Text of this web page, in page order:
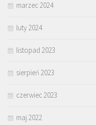
marzec 2024
luty 2024
listopad 2023
sierpień 2023
czerwiec 2023
maj 2022